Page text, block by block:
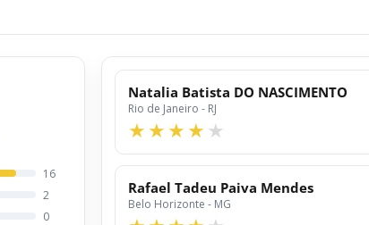
16
2
0
Natalia Batista DO NASCIMENTO
Rio de Janeiro - RJ
Rafael Tadeu Paiva Mendes
Belo Horizonte - MG